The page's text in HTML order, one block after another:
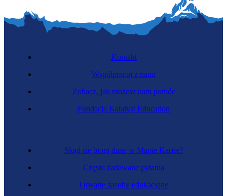
Skąd się biorą dane w Mapie Karier?
Często zadawane pytania
Otwarte zasoby edukacyjne
Kontakt
Współpracuj z nami
Zobacz, jak możesz nam pomóc
Fundacja Katalyst Education